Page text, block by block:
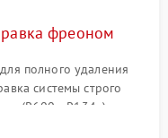
фреоном
полного удаления
системы строго
(R600a, R134a) по
давления в системе.